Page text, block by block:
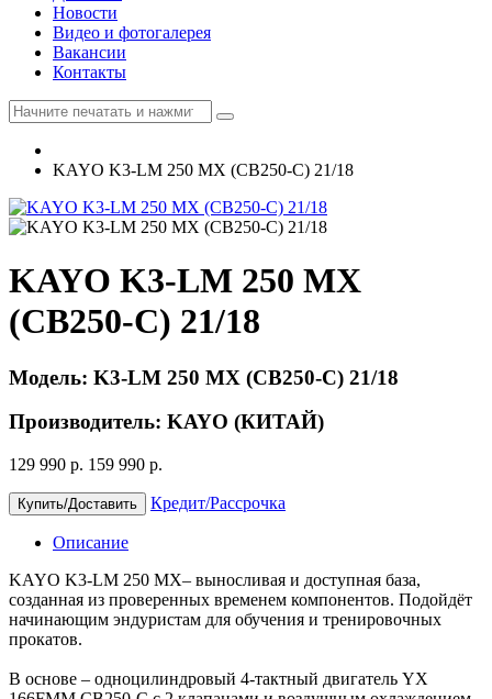
Новости
Видео и фотогалерея
Вакансии
Контакты
KAYO K3-LM 250 MX (CB250-C) 21/18
KAYO K3-LM 250 MX
(CB250-C) 21/18
Модель: K3-LM 250 MX (CB250-C) 21/18
Производитель: KAYO (КИТАЙ)
129 990 р. 159 990 р.
Купить/Доставить Кредит/Рассрочка
Описание
KAYO K3-LM 250 MX– выносливая и доступная база,
созданная из проверенных временем компонентов. Подойдёт
начинающим эндуристам для обучения и тренировочных
прокатов.
В основе – одноцилиндровый 4-тактный двигатель YX